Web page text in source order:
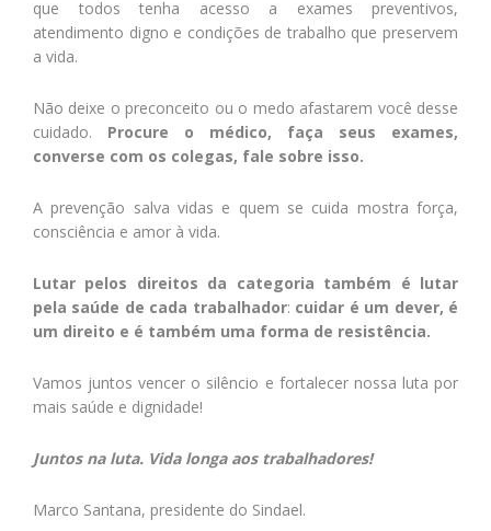
que todos tenha acesso a exames preventivos,
atendimento digno e condições de trabalho que preservem
a vida.
Não deixe o preconceito ou o medo afastarem você desse
cuidado. Procure o médico, faça seus exames,
converse com os colegas, fale sobre isso.
A prevenção salva vidas e quem se cuida mostra força,
consciência e amor à vida.
Lutar pelos direitos da categoria também é lutar
pela saúde de cada trabalhador: cuidar é um dever, é
um direito e é também uma forma de resistência.
Vamos juntos vencer o silêncio e fortalecer nossa luta por
mais saúde e dignidade!
Juntos na luta. Vida longa aos trabalhadores!
Marco Santana, presidente do Sindael.